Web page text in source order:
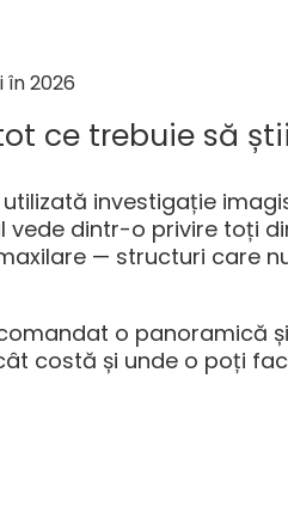
ce trebuie să
investigație
vede dintr-o privire toți
— structuri care
o panoramică
costă și unde o poți